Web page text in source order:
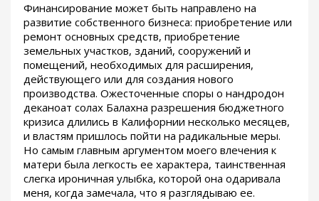
Финансирование может быть направлено на
развитие собственного бизнеса: приобретение или
ремонт основных средств, приобретение
земельных участков, зданий, сооружений и
помещений, необходимых для расширения,
действующего или для создания нового
производства. Ожесточенные споры о нандродон
деканоат солах Балахна разрешения бюджетного
кризиса длились в Калифорнии несколько месяцев,
и властям пришлось пойти на радикальные меры.
Но самым главным аргументом моего влечения к
матери была легкость ее характера, таинственная
слегка ироничная улыбка, которой она одаривала
меня, когда замечала, что я разглядываю ее.